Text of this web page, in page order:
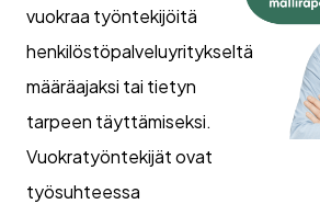
vuokraa työntekijöitä
henkilöstöpalveluyritykseltä
määräajaksi tai tietyn
tarpeen täyttämiseksi.
Vuokratyöntekijät ovat
työsuhteessa